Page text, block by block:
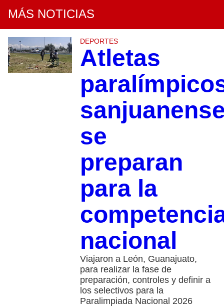
MÁS NOTICIAS
DEPORTES
Atletas
se
preparan
para la
nacional
Viajaron a León, Guanajuato,
para realizar la fase de
preparación, controles y definir a
los selectivos para la
Paralimpiada Nacional 2026